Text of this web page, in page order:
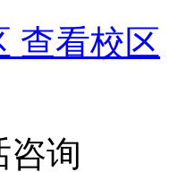
查看校区
咨询